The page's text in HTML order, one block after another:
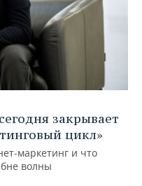
закрывает
цикл»
маркетинг и что
волны